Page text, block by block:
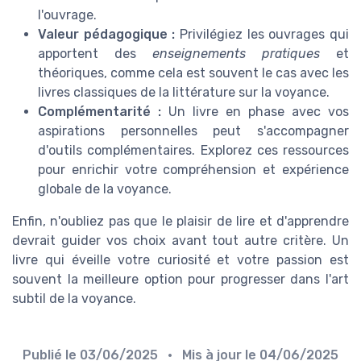
l'ouvrage.
Valeur pédagogique : Privilégiez les ouvrages qui
apportent des enseignements pratiques et
théoriques, comme cela est souvent le cas avec les
livres classiques de la littérature sur la voyance.
Complémentarité : Un livre en phase avec vos
aspirations personnelles peut s'accompagner
d'outils complémentaires. Explorez ces ressources
pour enrichir votre compréhension et expérience
globale de la voyance.
Enfin, n'oubliez pas que le plaisir de lire et d'apprendre
devrait guider vos choix avant tout autre critère. Un
livre qui éveille votre curiosité et votre passion est
souvent la meilleure option pour progresser dans l'art
subtil de la voyance.
Publié le 03/06/2025 • Mis à jour le 04/06/2025